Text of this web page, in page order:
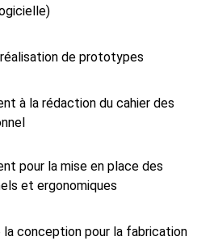
de prototypes
à la rédaction du cahier des
pour la mise en place des
et ergonomiques
conception pour la fabrication